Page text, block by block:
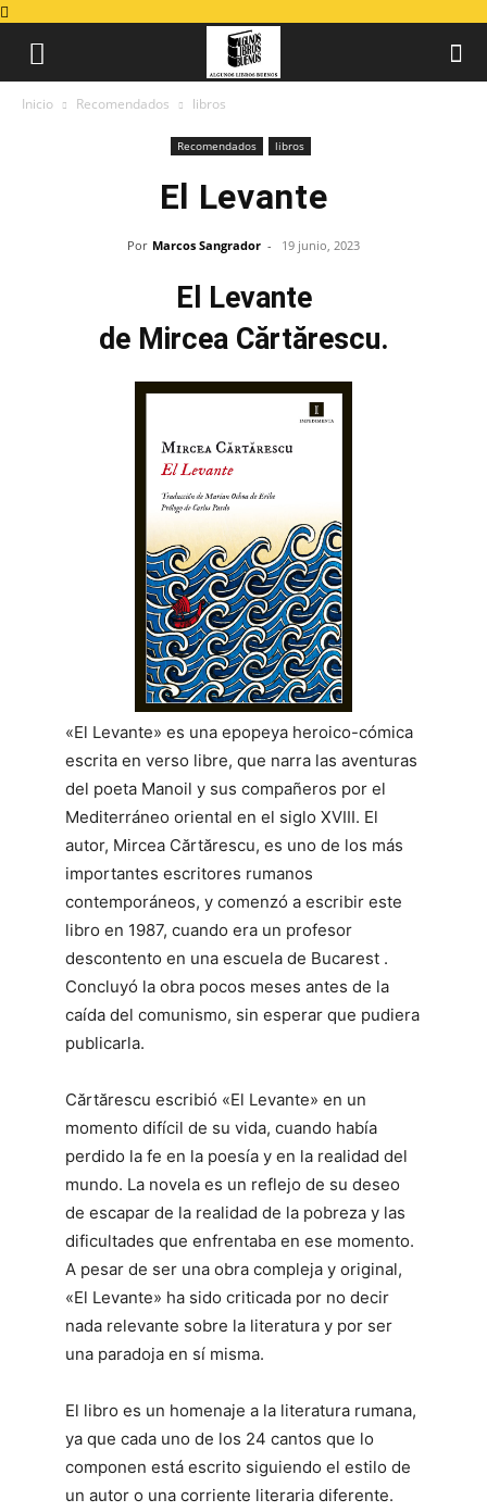
Inicio Recomendados libros
Recomendados libros
El Levante
Por Marcos Sangrador - 19 junio, 2023
El Levante
de Mircea Cărtărescu.
«El Levante» es una epopeya heroico-cómica
escrita en verso libre, que narra las aventuras
del poeta Manoil y sus compañeros por el
Mediterráneo oriental en el siglo XVIII. El
autor, Mircea Cărtărescu, es uno de los más
importantes escritores rumanos
contemporáneos, y comenzó a escribir este
libro en 1987, cuando era un profesor
descontento en una escuela de Bucarest .
Concluyó la obra pocos meses antes de la
caída del comunismo, sin esperar que pudiera
publicarla.
Cărtărescu escribió «El Levante» en un
momento difícil de su vida, cuando había
perdido la fe en la poesía y en la realidad del
mundo. La novela es un reflejo de su deseo
de escapar de la realidad de la pobreza y las
dificultades que enfrentaba en ese momento.
A pesar de ser una obra compleja y original,
«El Levante» ha sido criticada por no decir
nada relevante sobre la literatura y por ser
una paradoja en sí misma.
El libro es un homenaje a la literatura rumana,
ya que cada uno de los 24 cantos que lo
componen está escrito siguiendo el estilo de
un autor o una corriente literaria diferente.